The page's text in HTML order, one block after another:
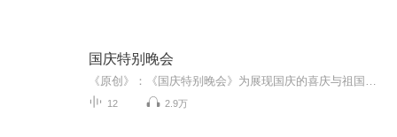
国庆特别晚会
12 2.9万